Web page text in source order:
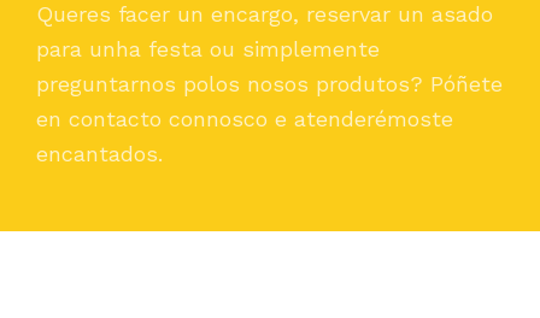
Queres facer un encargo, reservar un asado
para unha festa ou simplemente
preguntarnos polos nosos produtos? Póñete
en contacto connosco e atenderémoste
encantados.